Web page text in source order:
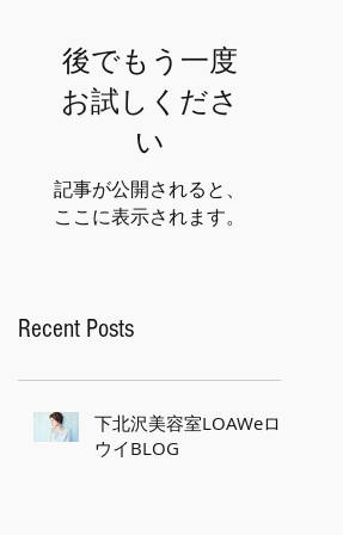
後でもう一度
お試しくださ
い
記事が公開されると、
ここに表示されます。
Recent Posts
下北沢美容室LOAWeロ
ウイBLOG